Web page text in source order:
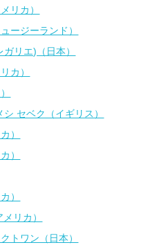
リカ）
ージーランド）
リエ)（日本）
カ）
セベク（イギリス）
）
）
）
リカ）
トワン（日本）